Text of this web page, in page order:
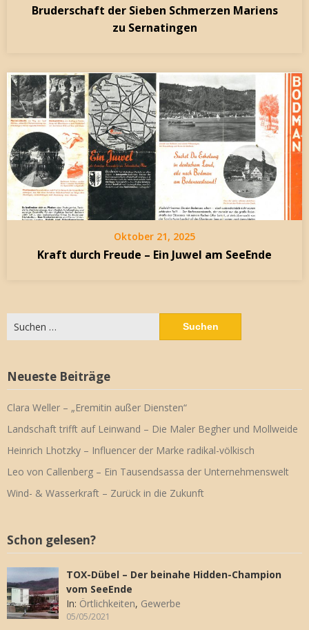
Bruderschaft der Sieben Schmerzen Mariens
zu Sernatingen
Oktober 21, 2025
Kraft durch Freude – Ein Juwel am SeeEnde
nach:
Neueste Beiträge
Clara Weller – „Eremitin außer Diensten“
Landschaft trifft auf Leinwand – Die Maler Begher und Mollweide
Heinrich Lhotzky – Influencer der Marke radikal-völkisch
Leo von Callenberg – Ein Tausendsassa der Unternehmenswelt
Wind- & Wasserkraft – Zurück in die Zukunft
Schon gelesen?
TOX-Dübel – Der beinahe Hidden-Champion
vom SeeEnde
In: Örtlichkeiten, Gewerbe
05/05/2021